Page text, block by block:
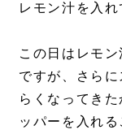
レモン汁を入れ
この日はレモ
ですが、さら
らくなってき
ッパーを入れ